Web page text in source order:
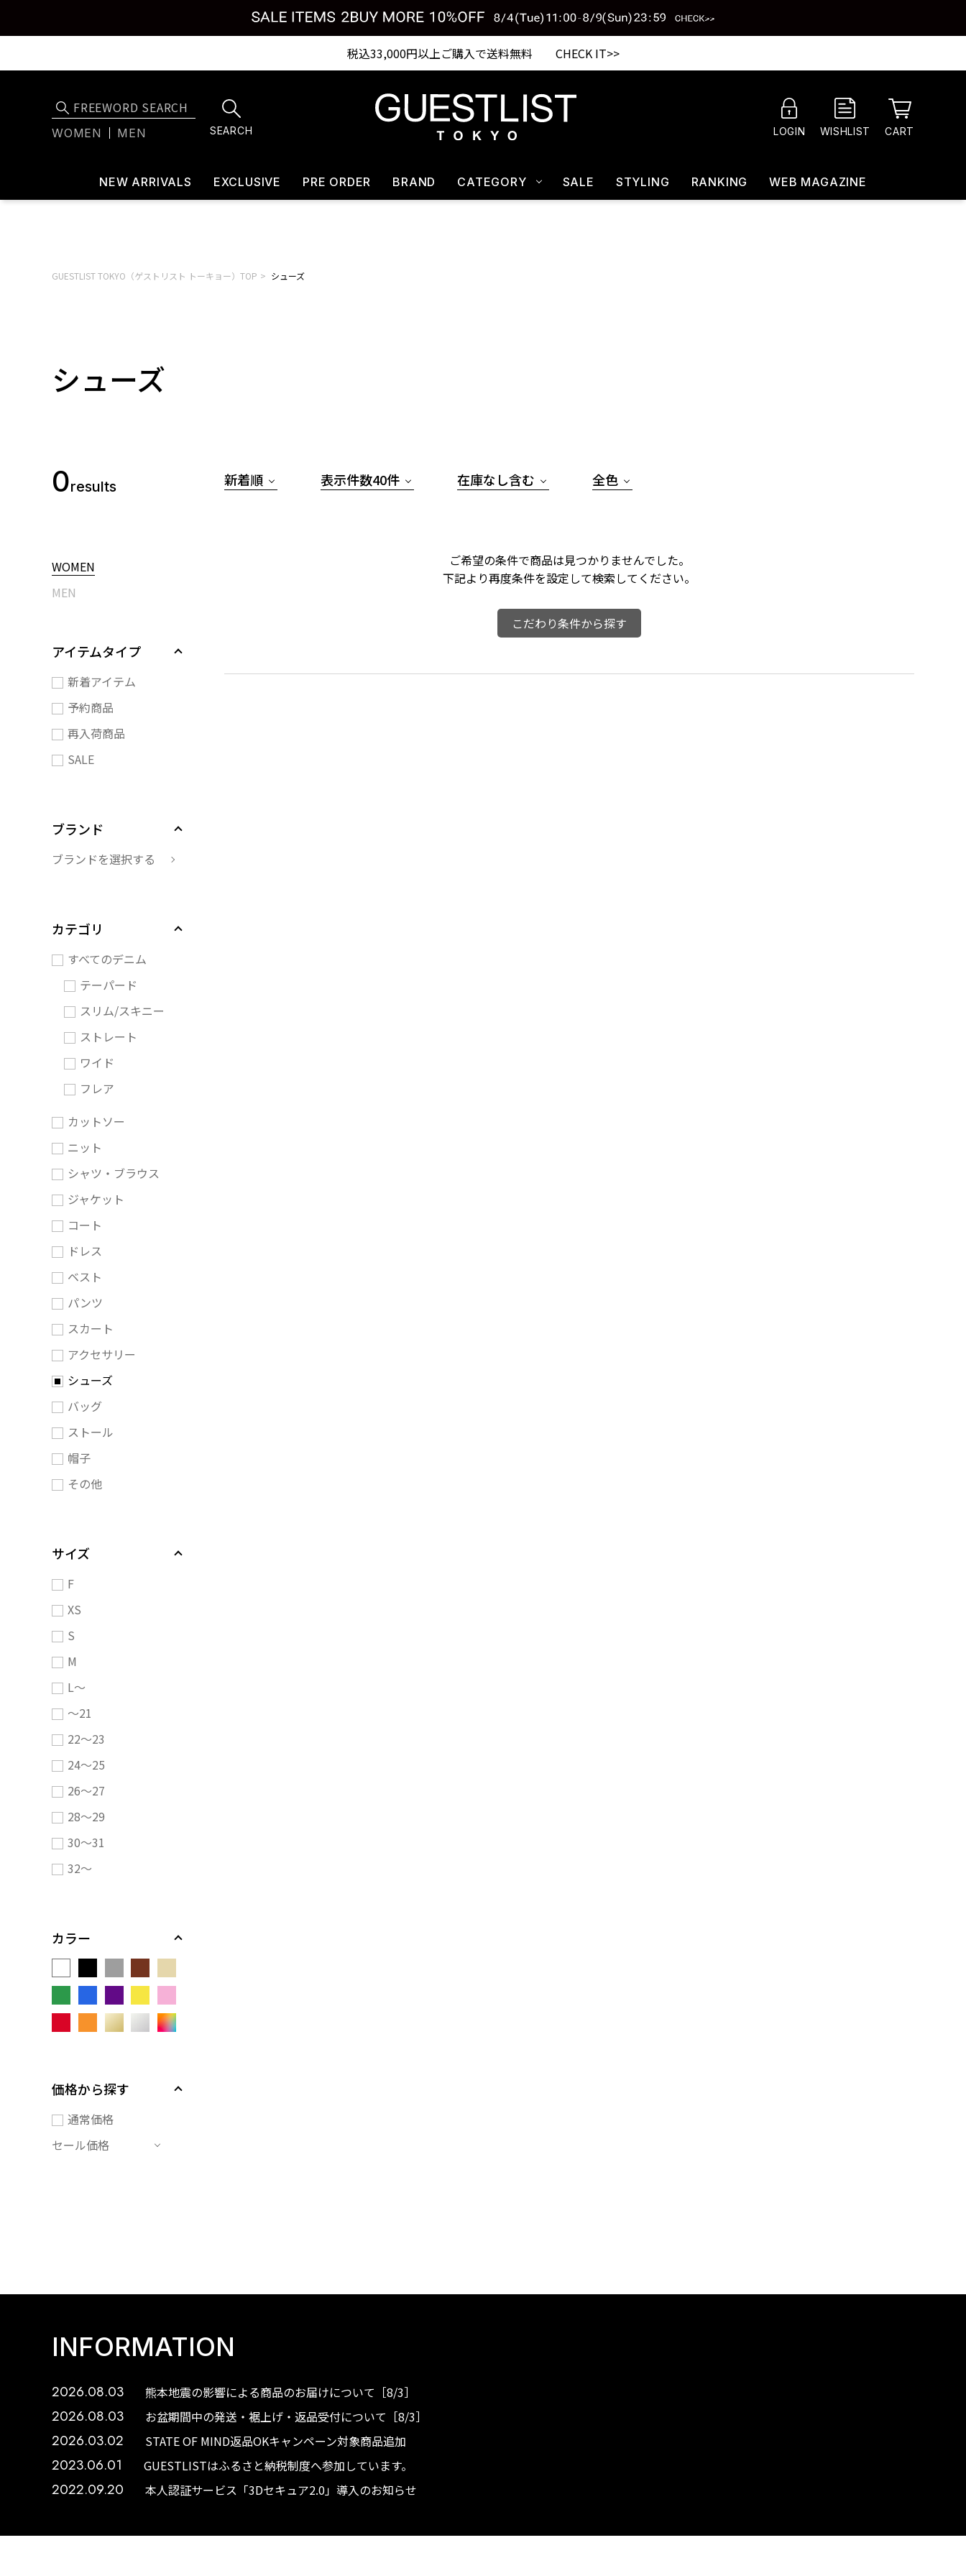
税込33,000円以上ご購入で送料無料 CHECK IT>>
WOMEN MEN SEARCH LOGIN WISHLIST CART
NEW ARRIVALS EXCLUSIVE PRE ORDER BRAND CATEGORY SALE STYLING RANKING WEB MAGAZINE
GUESTLIST TOKYO（ゲストリスト トーキョー）TOP シューズ
シューズ
0results
WOMEN
MEN
アイテムタイプ
新着アイテム
予約商品
再入荷商品
SALE
ブランド
ブランドを選択する
カテゴリ
すべてのデニム
テーパード
スリム/スキニー
ストレート
ワイド
フレア
カットソー
ニット
シャツ・ブラウス
ジャケット
コート
ドレス
ベスト
パンツ
スカート
アクセサリー
シューズ
バッグ
ストール
帽子
その他
サイズ
F
XS
S
M
L～
～21
22～23
24～25
26～27
28～29
30～31
32～
カラー
価格から探す
通常価格
セール価格
新着順 表示件数40件 在庫なし含む 全色
ご希望の条件で商品は見つかりませんでした。
下記より再度条件を設定して検索してください。
こだわり条件から探す
INFORMATION
2026.08.03 熊本地震の影響による商品のお届けについて［8/3］
2026.08.03 お盆期間中の発送・裾上げ・返品受付について［8/3］
2026.03.02 STATE OF MIND返品OKキャンペーン対象商品追加
2023.06.01 GUESTLISTはふるさと納税制度へ参加しています。
2022.09.20 本人認証サービス「3Dセキュア2.0」導入のお知らせ